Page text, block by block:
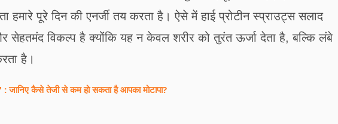
हमारे पूरे दिन की एनर्जी तय करता है। ऐसे में हाई प्रोटीन स्प्राउट्स सलाद
विकल्प है क्योंकि यह न केवल शरीर को तुरंत ऊर्जा देता है, बल्कि लंबे
है।
जानिए कैसे तेजी से कम हो सकता है आपका मोटापा?